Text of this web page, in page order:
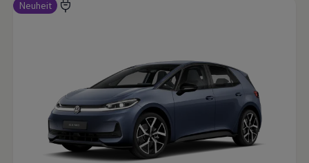
Neuheit